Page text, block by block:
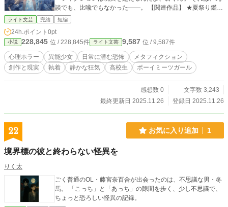
談でも、比喩でもなかった――。 【関連作品】 ★夏祭り鑑賞
会 https://www.alphapolis.co.jp/novel/99661393/287988852
93/126989076
ライト文芸 完結 短編
24h.ポイント 0pt
小説 228,845 位 / 228,845件 ライト文芸 9,587 位 / 9,587件
心理ホラー 異能少女 日常に潜む恐怖
メタフィクション
創作と現実
執着 静かな狂気 高校生 ボーイミーツガール
感想数 0
文字数 3,243
最終更新日 2025.11.26
登録日 2025.11.26
22 お気に入り追加 1
境界標の彼と終わらない怪異を
りく太
ごく普通のOL・藤宮奈百合が出会ったのは、不思議な男・冬
馬。 「こっち」と「あっち」の隙間を歩く、少し不思議で、
ちょっと恐ろしい怪異の記録。